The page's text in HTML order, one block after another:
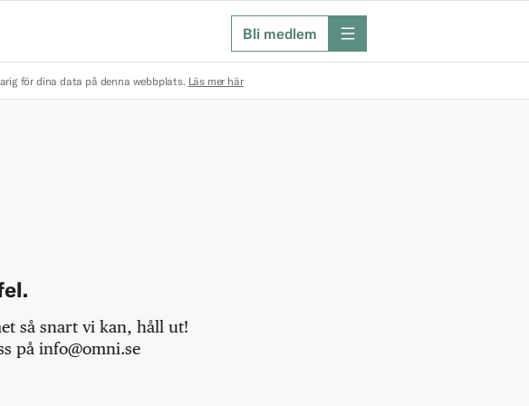
Bli medlem meny
för dina data på denna webbplats. Läs mer här
så snart vi kan, håll ut!
på info@omni.se